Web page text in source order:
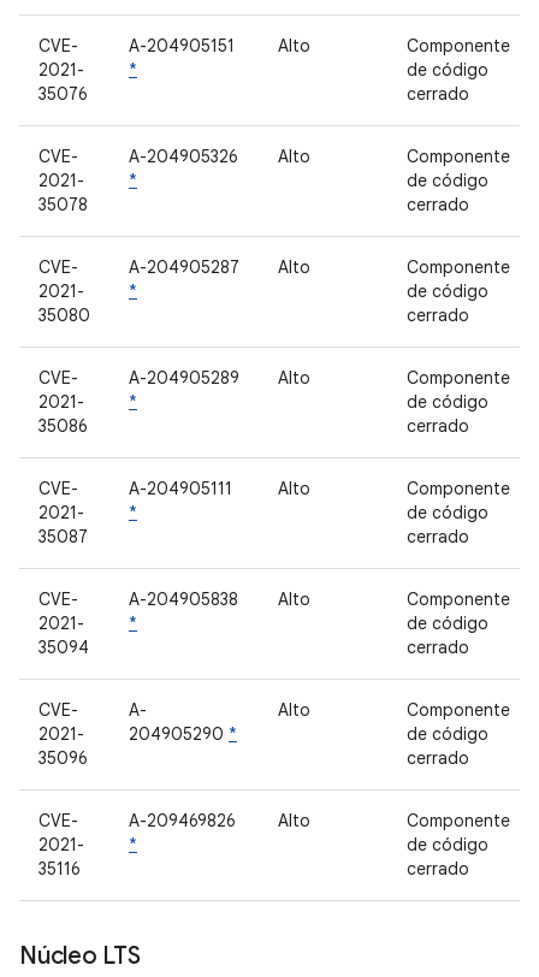
CVE-
2021-
35076
A-204905151
*
Alto
Componente
de código
cerrado
CVE-
2021-
35078
A-204905326
*
Alto
Componente
de código
cerrado
CVE-
2021-
35080
A-204905287
*
Alto
Componente
de código
cerrado
CVE-
2021-
35086
A-204905289
*
Alto
Componente
de código
cerrado
CVE-
2021-
35087
A-204905111
*
Alto
Componente
de código
cerrado
CVE-
2021-
35094
A-204905838
*
Alto
Componente
de código
cerrado
CVE-
2021-
35096
A-
204905290 *
Alto
Componente
de código
cerrado
CVE-
2021-
35116
A-209469826
*
Alto
Componente
de código
cerrado
Núcleo LTS